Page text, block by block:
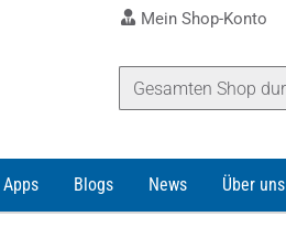
Mein Shop-Konto
Apps Blogs News Über uns